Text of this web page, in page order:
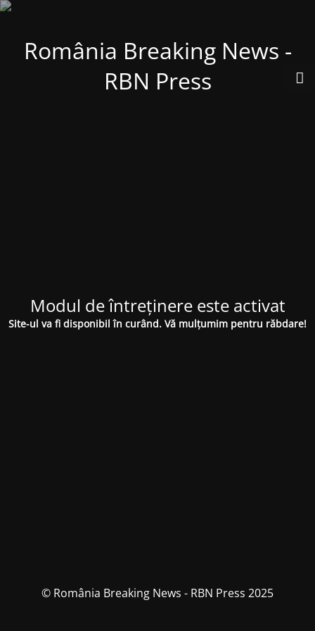
România Breaking News -
RBN Press
Modul de întreținere este activat
Site-ul va fi disponibil în curând. Vă mulțumim pentru răbdare!
© România Breaking News - RBN Press 2025